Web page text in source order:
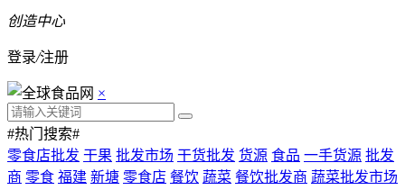
创造中心
登录/注册
×
#热门搜索#
零食店批发 干果 批发市场 干货批发 货源 食品 一手货源 批发
商 零食 福建 新塘 零食店 餐饮 蔬菜 餐饮批发商 蔬菜批发市场